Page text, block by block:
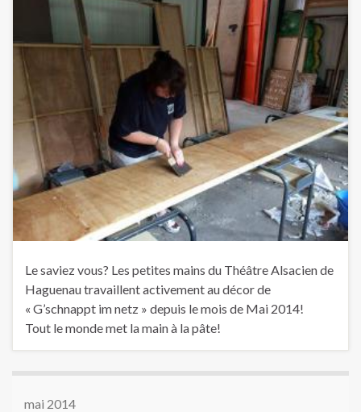
Le saviez vous? Les petites mains du Théâtre Alsacien de
Haguenau travaillent activement au décor de
« G’schnappt im netz » depuis le mois de Mai 2014!
Tout le monde met la main à la pâte!
mai 2014